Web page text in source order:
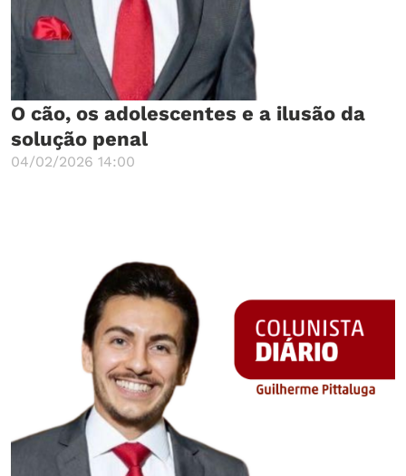
O cão, os adolescentes e a ilusão da
solução penal
04/02/2026 14:00